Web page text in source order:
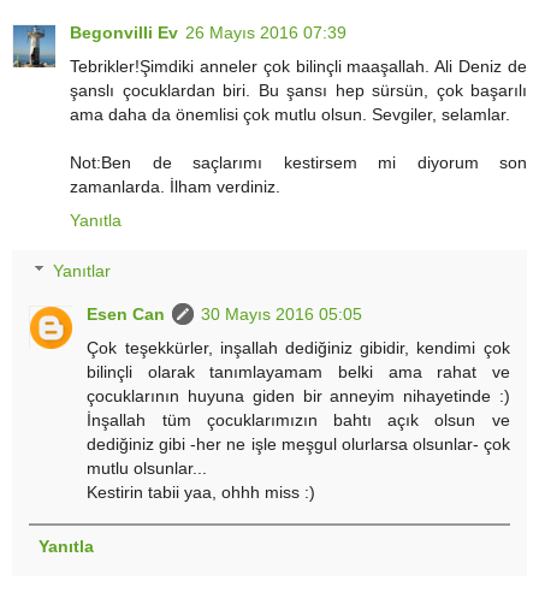
Begonvilli Ev 26 Mayıs 2016 07:39
Tebrikler!Şimdiki anneler çok bilinçli maaşallah. Ali Deniz de
şanslı çocuklardan biri. Bu şansı hep sürsün, çok başarılı
ama daha da önemlisi çok mutlu olsun. Sevgiler, selamlar.
Not:Ben de saçlarımı kestirsem mi diyorum son
zamanlarda. İlham verdiniz.
Yanıtla
Yanıtlar
Esen Can
30 Mayıs 2016 05:05
Çok teşekkürler, inşallah dediğiniz gibidir, kendimi çok
bilinçli olarak tanımlayamam belki ama rahat ve
çocuklarının huyuna giden bir anneyim nihayetinde :)
İnşallah tüm çocuklarımızın bahtı açık olsun ve
dediğiniz gibi -her ne işle meşgul olurlarsa olsunlar- çok
mutlu olsunlar...
Kestirin tabii yaa, ohhh miss :)
Yanıtla